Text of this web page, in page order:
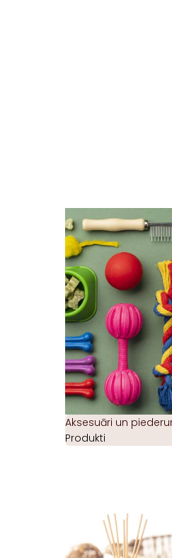
Aksesuāri un
Produkti